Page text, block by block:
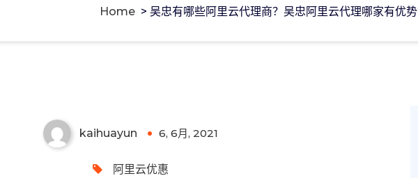
Home > 吴忠有哪些阿里云代理商？吴忠阿里云代理哪家有优
kaihuayun 6, 6月, 2021
阿里云优惠